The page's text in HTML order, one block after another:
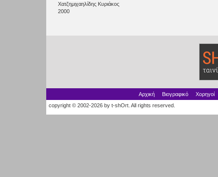
Χατζημιχαηλίδης Κυριάκος
2000
Αρχική Βιογραφικό
Χορηγοί
copyright © 2002-2026 by t-shOrt. All rights reserved.